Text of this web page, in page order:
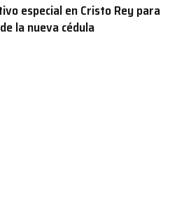
especial en Cristo Rey para
la nueva cédula